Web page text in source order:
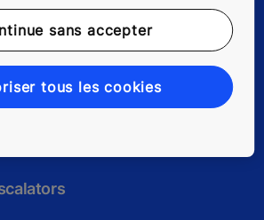
sans accepter
tous les cookies